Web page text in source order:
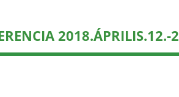
2018.ÁPRILIS.12.-2